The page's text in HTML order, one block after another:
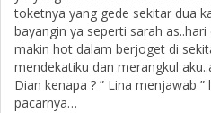
toketnya yang gede sekitar dua
bayangin ya seperti sarah
makin hot dalam berjoget di
mendekatiku dan merangkul
Dian kenapa ? ” Lina menjawab
pacarnya…